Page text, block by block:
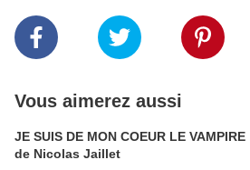
Vous aimerez aussi
JE SUIS DE MON COEUR LE VAMPIRE
de Nicolas Jaillet